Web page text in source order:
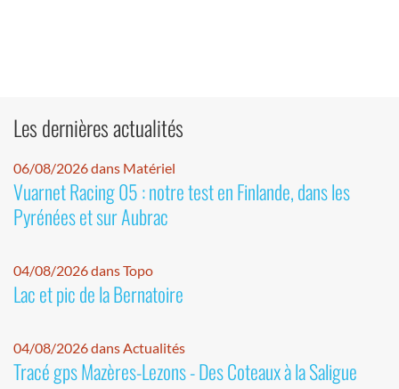
Les dernières actualités
06/08/2026 dans Matériel
Vuarnet Racing 05 : notre test en Finlande, dans les
Pyrénées et sur Aubrac
04/08/2026 dans Topo
Lac et pic de la Bernatoire
04/08/2026 dans Actualités
Tracé gps Mazères-Lezons - Des Coteaux à la Saligue